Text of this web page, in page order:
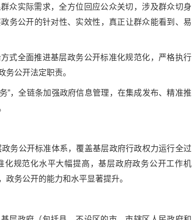
众实际需求，全方位回应公众关切，涉及群众切身
务公开的针对性、实效性，真正让群众能看到、易
式全面推进基层政务公开标准化规范化，严格执行
务公开法定职责。
”，全链条加强政府信息管理，在集成发布、精准推
务公开标准体系，覆盖基层政府行政权力运行全过
规范化水平大幅提高，基层政府政务公开工作机
务公开的能力和水平显著提升。